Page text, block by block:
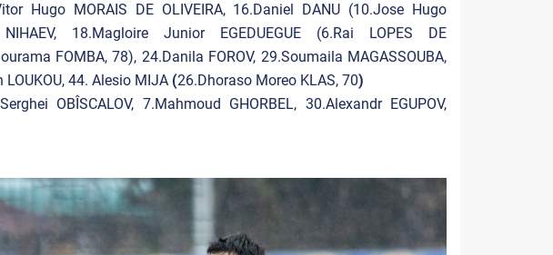
Hugo MORAIS DE OLIVEIRA, 16.Daniel DANU (10.Jose Hugo
18.Magloire Junior EGEDUEGUE (6.Rai LOPES DE
FOMBA, 78), 24.Danila FOROV, 29.Soumaila MAGASSOUBA,
44. Alesio MIJA(26.Dhoraso Moreo KLAS, 70)
OBÎSCALOV, 7.Mahmoud GHORBEL, 30.Alexandr EGUPOV,